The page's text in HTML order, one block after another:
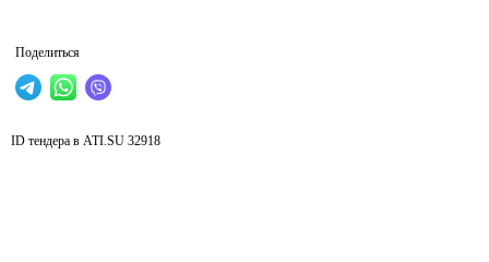
Поделиться
ID тендера в ATI.SU 32918